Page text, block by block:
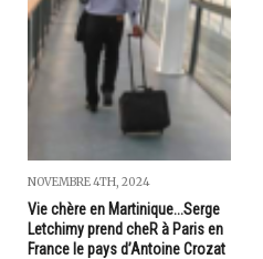
NOVEMBRE 4TH, 2024
Vie chère en Martinique...Serge
Letchimy prend cheR à Paris en
France le pays d’Antoine Crozat